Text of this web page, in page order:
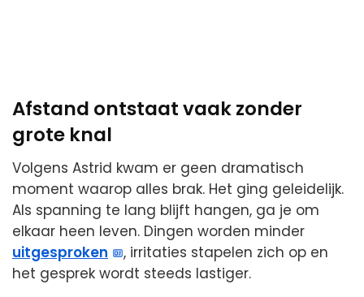
Afstand ontstaat vaak zonder
grote knal
Volgens Astrid kwam er geen dramatisch
moment waarop alles brak. Het ging geleidelijk.
Als spanning te lang blijft hangen, ga je om
elkaar heen leven. Dingen worden minder
uitgesproken
, irritaties stapelen zich op en
het gesprek wordt steeds lastiger.